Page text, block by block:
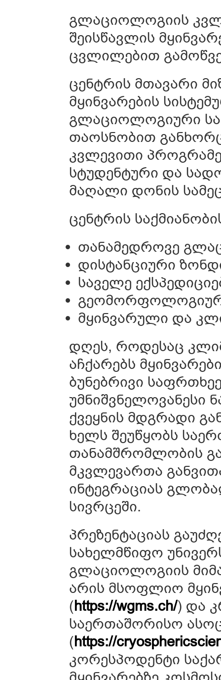
გლაციოლოგიის
შეისწავლის
ცვლილებით
ცენტრის მთავარი
მყინვარების
გლაციოლოგიური
თაოსნობით
კვლევითი
სტუდენტური და
მაღალი დონის
ცენტრის
თანამედროვე
დისტანციური
საველე
მყინვარული და
დღეს, როდესაც
აჩქარებს
ბუნებრივი
უმნიშვნელოვანესი
ქვეყნის მდგრადი
ხელს შეუწყობს
თანამშრომლობის
მკვლევართა
ინტეგრაციას
სივრცეში.
პრეზენტაციას
სახელმწიფო
გლაციოლოგიის
არის მსოფლიო
(https://wgms.ch/) და
საერთაშორისო
(https://
კორესპოდენტი